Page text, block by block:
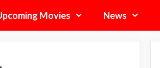
Movies News